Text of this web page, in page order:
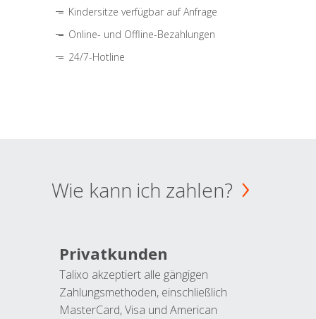
Kindersitze verfügbar auf Anfrage
Online- und Offline-Bezahlungen
24/7-Hotline
Wie kann ich zahlen?
Privatkunden
Talixo akzeptiert alle gängigen
Zahlungsmethoden, einschließlich
MasterCard, Visa und American